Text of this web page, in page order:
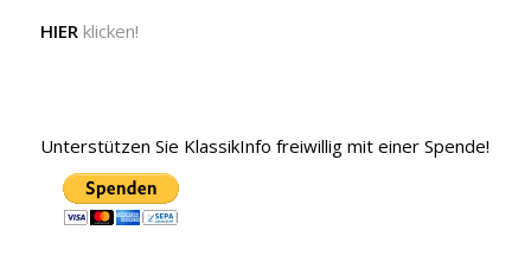
HIER klicken!
Unterstützen Sie KlassikInfo freiwillig mit einer Spende!